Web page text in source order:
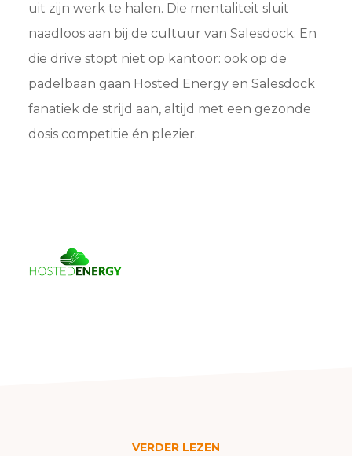
uit zijn werk te halen. Die mentaliteit sluit
naadloos aan bij de cultuur van Salesdock. En
die drive stopt niet op kantoor: ook op de
padelbaan gaan Hosted Energy en Salesdock
fanatiek de strijd aan, altijd met een gezonde
dosis competitie én plezier.
VERDER LEZEN